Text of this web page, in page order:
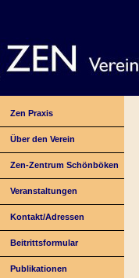
Zen Praxis
Über den Verein
Zen-Zentrum Schönböken
Veranstaltungen
Kontakt/Adressen
Beitrittsformular
Publikationen